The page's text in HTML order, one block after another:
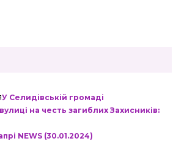
У Селидівській громаді
на честь загиблих Захисників:
NEWS (30.01.2024)